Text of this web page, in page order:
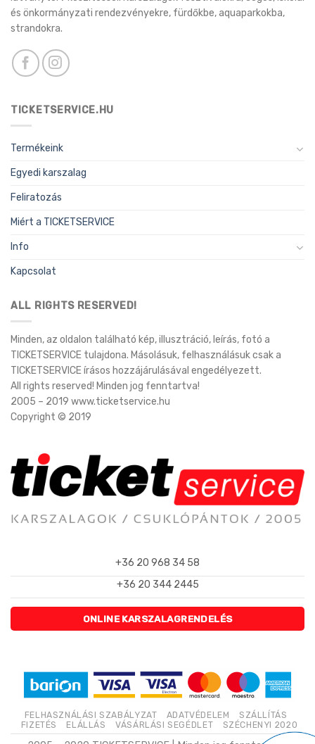
és önkormányzati rendezvényekre, fürdőkbe, aquaparkokba,
strandokra.
TICKETSERVICE.HU
Termékeink
Egyedi karszalag
Feliratozás
Miért a TICKETSERVICE
Info
Kapcsolat
ALL RIGHTS RESERVED!
Minden, az oldalon található kép, illusztráció, leírás, fotó a
TICKETSERVICE tulajdona. Másolásuk, felhasználásuk csak a
TICKETSERVICE írásos hozzájárulásával engedélyezett.
All rights reserved! Minden jog fenntartva!
2005 – 2019 www.ticketservice.hu
Copyright © 2019
+36 20 968 34 58
+36 20 344 2445
ONLINE KARSZALAGRENDELÉS
FELHASZNÁLÁSI SZABÁLYZAT ADATVÉDELEM
SZÁLLÍTÁS
FIZETÉS
ELÁLLÁS VÁSÁRLÁSI SEGÉDLET SZÉCHENYI 2020